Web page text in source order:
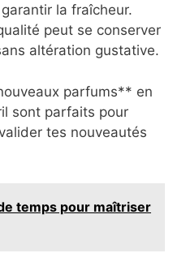
la fraîcheur.
peut se conserver
altération gustative.
parfums** en
sont parfaits pour
tes nouveautés
temps pour maîtriser